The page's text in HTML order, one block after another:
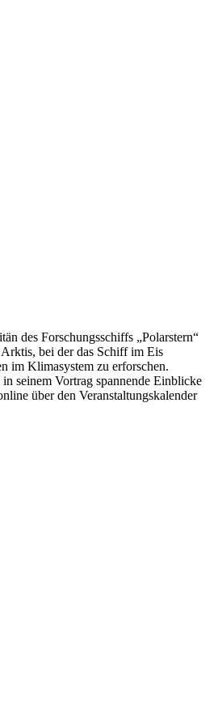
des Forschungsschiffs „Polarstern“
bei der das Schiff im Eis
im Klimasystem zu erforschen.
seinem Vortrag spannende Einblicke
über den Veranstaltungskalender